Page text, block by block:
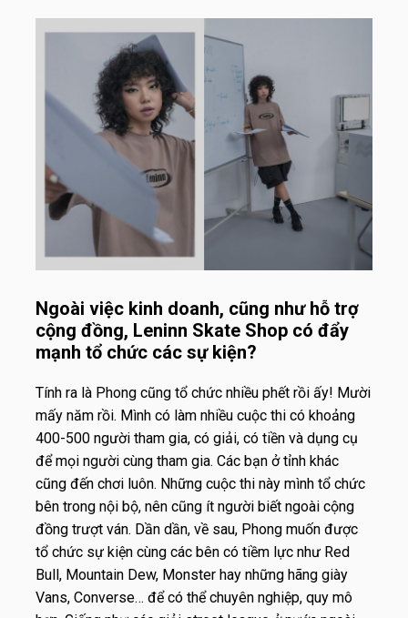
Ngoài việc kinh doanh, cũng như hỗ trợ
cộng đồng, Leninn Skate Shop có đẩy
mạnh tổ chức các sự kiện?
Tính ra là Phong cũng tổ chức nhiều phết rồi ấy! Mười
mấy năm rồi. Mình có làm nhiều cuộc thi có khoảng
400-500 người tham gia, có giải, có tiền và dụng cụ
để mọi người cùng tham gia. Các bạn ở tỉnh khác
cũng đến chơi luôn. Những cuộc thi này mình tổ chức
bên trong nội bộ, nên cũng ít người biết ngoài cộng
đồng trượt ván. Dần dần, về sau, Phong muốn được
tổ chức sự kiện cùng các bên có tiềm lực như Red
Bull, Mountain Dew, Monster hay những hãng giày
Vans, Converse… để có thể chuyên nghiệp, quy mô